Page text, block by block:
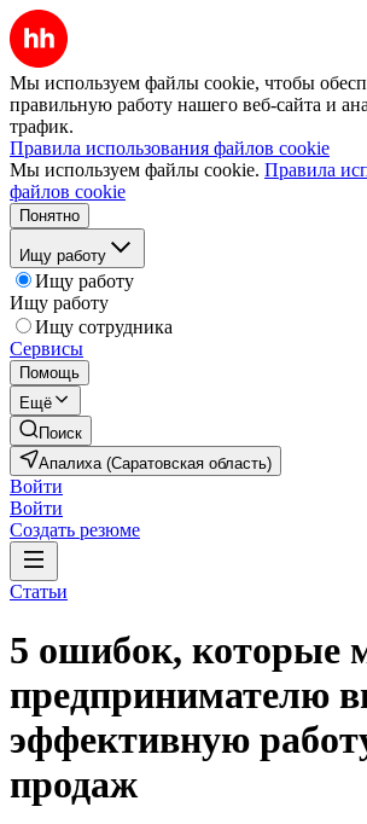
Мы используем файлы cookie, чтобы
правильную работу нашего веб-сайта и
трафик.
Правила использования файлов cookie
Мы используем файлы cookie. Правила
файлов cookie
Понятно
Ищу работу
Ищу работу
Ищу работу
Ищу сотрудника
Сервисы
Помощь
Ещё
Поиск
Апалиха (Саратовская область)
Войти
Войти
Создать резюме
Статьи
5 ошибок, которые
предпринимателю
эффективную
продаж